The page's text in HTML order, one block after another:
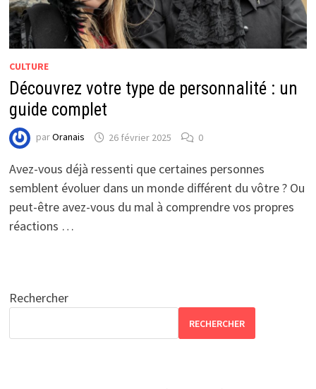
CULTURE
Découvrez votre type de personnalité : un
guide complet
parOranais 26 février 2025 0
Avez-vous déjà ressenti que certaines personnes
semblent évoluer dans un monde différent du vôtre ? Ou
peut-être avez-vous du mal à comprendre vos propres
réactions …
Rechercher
RECHERCHER